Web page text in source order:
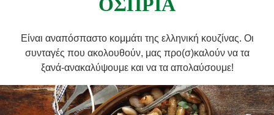
Μυστικά Μαγειρικής
Εύκολες συνταγές
ΟΣΠΡΙΑ
Είναι αναπόσπαστο κομμάτι της ελληνική κουζίνας. Οι
συνταγές που ακολουθούν, μας προ(σ)καλούν να τα
ξανά-ανακαλύψουμε και να τα απολαύσουμε!